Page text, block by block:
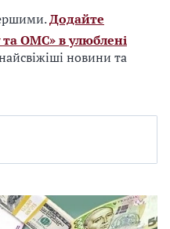
Додайте
ОМС» в улюблені
новини та